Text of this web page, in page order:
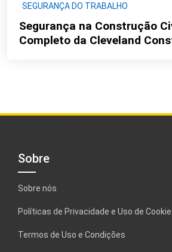
SEGURANÇA DO TRABALHO
Segurança na Construção
Completo da Cleveland
Sobre
Sobre nós
Políticas de Privacidade e Uso de
Termos de Uso e Condições